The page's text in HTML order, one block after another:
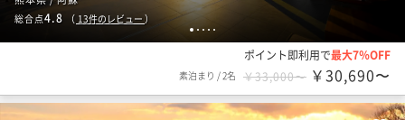
1 2 3 4 5
総合点4.8 （ 13件のレビュー）
ポイント即利用で最大7％OFF
素泊まり /2名 ￥33,000〜 ￥30,690〜